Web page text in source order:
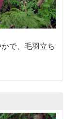
で、毛羽立ち